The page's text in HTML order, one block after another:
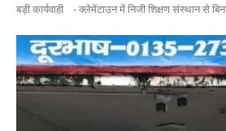
बड़ी कार्यवाही - क्लेमेंटाउन में निजी शिक्षण संस्थान से